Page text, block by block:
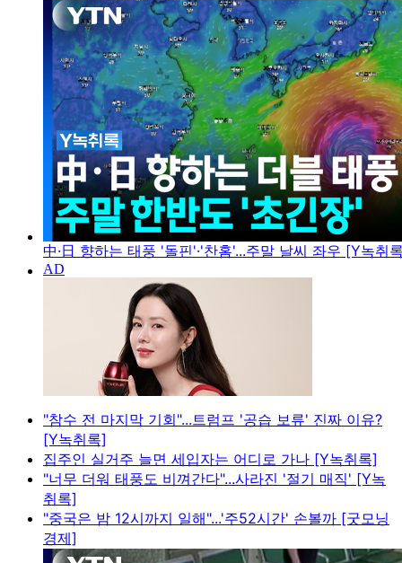
中·日 향하는 태풍 '돌핀'·'찬홈'...주말 날씨 좌우 [Y녹취
"참수 전 마지막 기회"...트럼프 '공습 보류' 진짜 이유?
[Y녹취록]
집주인 실거주 늘면 세입자는 어디로 가나 [Y녹취록]
"너무 더워 태풍도 비껴간다"...사라진 '절기 매직' [Y녹
취록]
"중국은 밤 12시까지 일해"...'주52시간' 손볼까 [굿모닝
경제]